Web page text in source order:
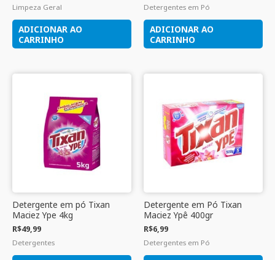
Limpeza Geral
ADICIONAR AO
CARRINHO
Detergentes em Pó
ADICIONAR AO
CARRINHO
Detergente em pó Tixan
Maciez Ype 4kg
R$49,99
Detergentes
Detergente em Pó Tixan
Maciez Ypê 400gr
R$6,99
Detergentes em Pó